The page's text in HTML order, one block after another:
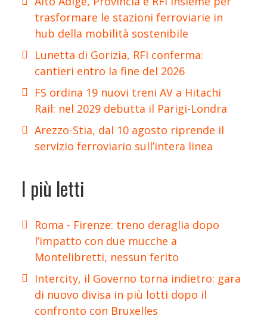
trasformare le stazioni ferroviarie in
hub della mobilità sostenibile
Lunetta di Gorizia, RFI conferma:
cantieri entro la fine del 2026
FS ordina 19 nuovi treni AV a Hitachi
Rail: nel 2029 debutta il Parigi-Londra
Arezzo-Stia, dal 10 agosto riprende il
servizio ferroviario sull’intera linea
I più letti
Roma - Firenze: treno deraglia dopo
l’impatto con due mucche a
Montelibretti, nessun ferito
Intercity, il Governo torna indietro: gara
di nuovo divisa in più lotti dopo il
confronto con Bruxelles